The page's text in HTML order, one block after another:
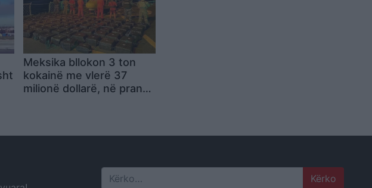
Meksika bllokon 3 ton
kokainë me vlerë 37
milionë dollarë, në pranga